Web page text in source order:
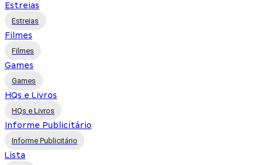
Estreias
Estreias
Filmes
Filmes
Games
Games
HQs e Livros
HQs e Livros
Informe Publicitário
Informe Publicitário
Lista